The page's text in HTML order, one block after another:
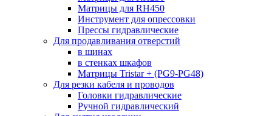
Матрицы для RH450
Инструмент для опрессовки
Прессы гидравлические
Для продавливания отверстий
в шинах
в стенках шкафов
Матрицы Tristar + (PG9-PG48)
Для резки кабеля и проводов
Головки гидравлические
Ручной гидравлический